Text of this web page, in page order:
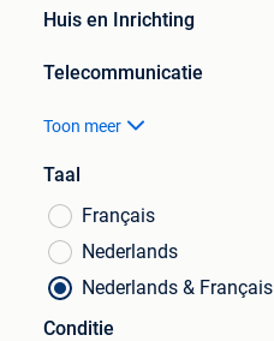
Huis en Inrichting
Telecommunicatie
Toon meer
Taal
Français
Nederlands
Nederlands & Français
Conditie